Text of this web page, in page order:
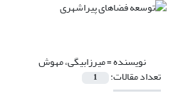
نویسنده =میرزابیگی، مهوش
تعداد مقالات: 1